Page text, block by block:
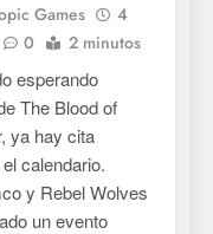
Games
4
0 2 minutos
esperando
The Blood of
ya hay cita
calendario.
y Rebel Wolves
un evento